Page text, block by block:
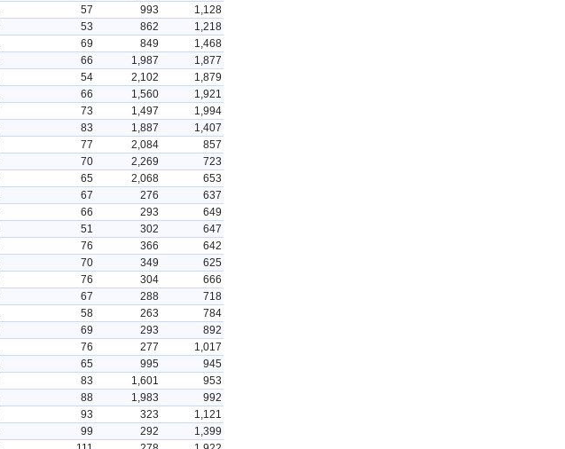
57 993
1,128
53 862
1,218
69 849
1,468
66 1,987
1,877
54 2,102
1,879
66 1,560
1,921
73 1,497
1,994
83 1,887
1,407
77 2,084
857
70 2,269
723
65 2,068
653
67 276
637
66 293
649
51 302
647
76 366
642
70 349
625
76 304
666
67 288
718
58 263
784
69 293
892
76 277
1,017
65 995
945
83 1,601
953
88 1,983
992
93 323
1,121
99 292
1,399